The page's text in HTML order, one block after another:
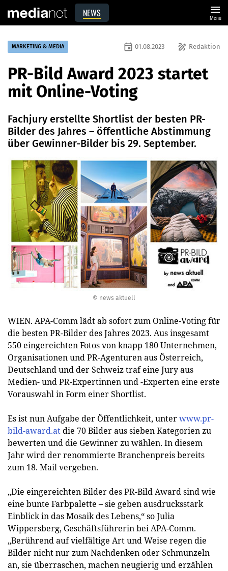
NEWS menu
Menü
© news aktuell
MARKETING & MEDIA draw Redaktion
event 01.08.2023
PR-Bild Award 2023 startet
mit Online-Voting
Fachjury erstellte Shortlist der besten PR-
Bilder des Jahres – öffentliche Abstimmung
über Gewinner-Bilder bis 29. September.
WIEN. APA-Comm lädt ab sofort zum Online-Voting für
die besten PR-Bilder des Jahres 2023. Aus insgesamt
550 eingereichten Fotos von knapp 180 Unternehmen,
Organisationen und PR-Agenturen aus Österreich,
Deutschland und der Schweiz traf eine Jury aus
Medien- und PR-Expertinnen und -Experten eine erste
Vorauswahl in Form einer Shortlist.
Es ist nun Aufgabe der Öffentlichkeit, unterwww.pr-
bild-award.atdie 70 Bilder aus sieben Kategorien zu
bewerten und die Gewinner zu wählen. In diesem
Jahr wird der renommierte Branchenpreis bereits
zum 18. Mail vergeben.
„Die eingereichten Bilder des PR-Bild Award sind wie
eine bunte Farbpalette – sie geben ausdrucksstark
Einblick in das Mosaik des Lebens,“ so Julia
Wippersberg, Geschäftsführerin bei APA-Comm.
„Berührend auf vielfältige Art und Weise regen die
Bilder nicht nur zum Nachdenken oder Schmunzeln
an, sie überraschen, machen neugierig und erzählen